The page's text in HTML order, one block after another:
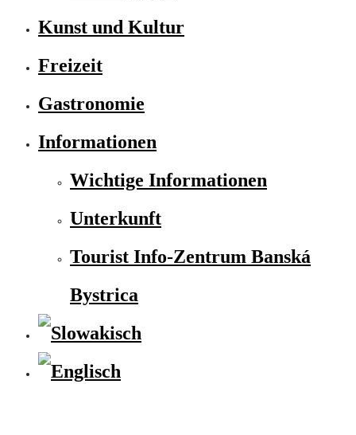
Kunst und Kultur
Freizeit
Gastronomie
Informationen
Wichtige Informationen
Unterkunft
Tourist Info-Zentrum Banská
Bystrica